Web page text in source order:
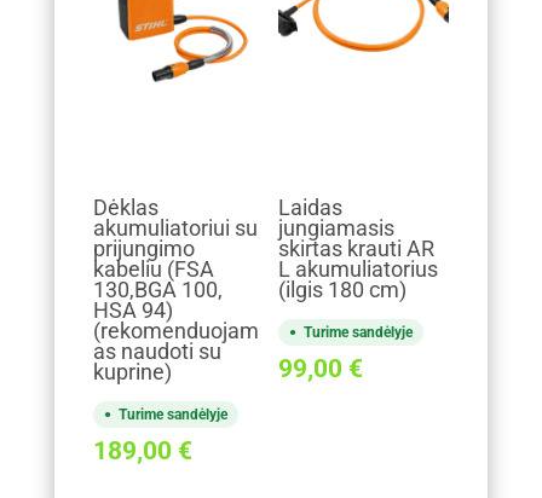
Dėklas
akumuliatoriui su
prijungimo
kabeliu (FSA
130,BGA 100,
HSA 94)
(rekomenduojam
as naudoti su
kuprine)
Turime sandėlyje
189,00 €
Laidas
jungiamasis
skirtas krauti AR
L akumuliatorius
(ilgis 180 cm)
Turime sandėlyje
99,00 €